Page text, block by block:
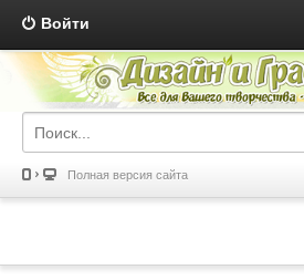
Войти
Полная версия сайта